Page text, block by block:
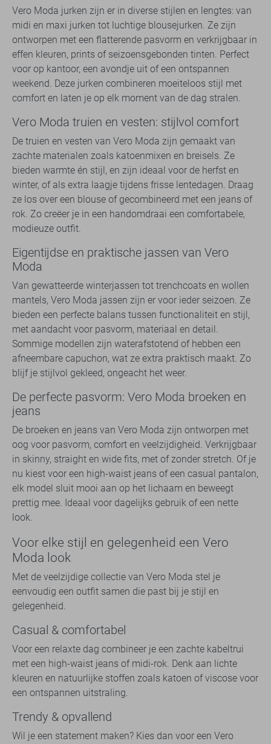
Vero Moda jurken zijn er in diverse stijlen en lengtes: van
midi en maxi jurken tot luchtige blousejurken. Ze zijn
ontworpen met een flatterende pasvorm en verkrijgbaar in
effen kleuren, prints of seizoensgebonden tinten. Perfect
voor op kantoor, een avondje uit of een ontspannen
weekend. Deze jurken combineren moeiteloos stijl met
comfort en laten je op elk moment van de dag stralen.
Vero Moda truien en vesten: stijlvol comfort
De truien en vesten van Vero Moda zijn gemaakt van
zachte materialen zoals katoenmixen en breisels. Ze
bieden warmte én stijl, en zijn ideaal voor de herfst en
winter, of als extra laagje tijdens frisse lentedagen. Draag
ze los over een blouse of gecombineerd met een jeans of
rok. Zo creëer je in een handomdraai een comfortabele,
modieuze outfit.
Eigentijdse en praktische jassen van Vero
Moda
Van gewatteerde winterjassen tot trenchcoats en wollen
mantels, Vero Moda jassen zijn er voor ieder seizoen. Ze
bieden een perfecte balans tussen functionaliteit en stijl,
met aandacht voor pasvorm, materiaal en detail.
Sommige modellen zijn waterafstotend of hebben een
afneembare capuchon, wat ze extra praktisch maakt. Zo
blijf je stijlvol gekleed, ongeacht het weer.
De perfecte pasvorm: Vero Moda broeken en
jeans
De broeken en jeans van Vero Moda zijn ontworpen met
oog voor pasvorm, comfort en veelzijdigheid. Verkrijgbaar
in skinny, straight en wide fits, met of zonder stretch. Of je
nu kiest voor een high-waist jeans of een casual pantalon,
elk model sluit mooi aan op het lichaam en beweegt
prettig mee. Ideaal voor dagelijks gebruik of een nette
look.
Voor elke stijl en gelegenheid een Vero
Moda look
Met de veelzijdige collectie van Vero Moda stel je
eenvoudig een outfit samen die past bij je stijl en
gelegenheid.
Casual & comfortabel
Voor een relaxte dag combineer je een zachte kabeltrui
met een high-waist jeans of midi-rok. Denk aan lichte
kleuren en natuurlijke stoffen zoals katoen of viscose voor
een ontspannen uitstraling.
Trendy & opvallend
Wil je een statement maken? Kies dan voor een Vero